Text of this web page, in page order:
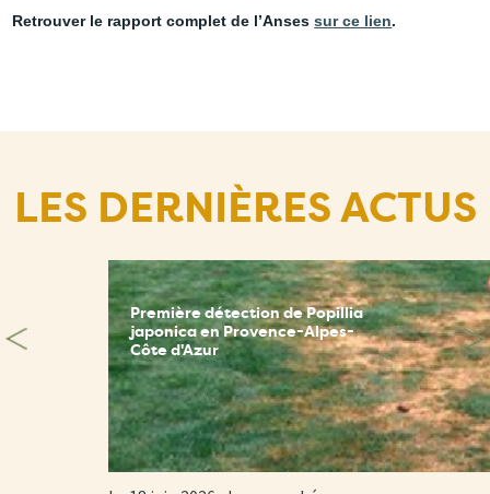
Retrouver le rapport complet de l’Ansessur ce lien.
LES DERNIÈRES ACTUS
Première détection de Popillia
japonica en Provence-Alpes-
Côte d'Azur